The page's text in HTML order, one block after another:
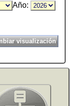
Año: